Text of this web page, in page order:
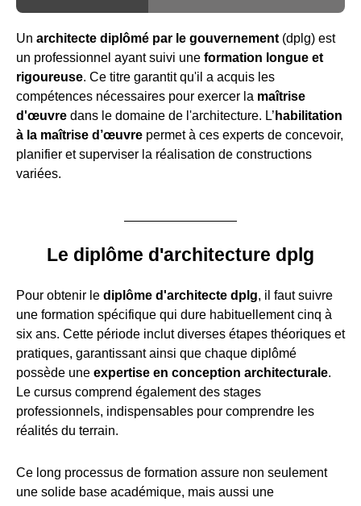
Un architecte diplômé par le gouvernement (dplg) est
un professionnel ayant suivi une formation longue et
rigoureuse. Ce titre garantit qu'il a acquis les
compétences nécessaires pour exercer la maîtrise
d'œuvre dans le domaine de l'architecture. L’ habilitation
à la maîtrise d’œuvre permet à ces experts de concevoir,
planifier et superviser la réalisation de constructions
variées.
Le diplôme d'architecture dplg
Pour obtenir le diplôme d'architecte dplg, il faut suivre
une formation spécifique qui dure habituellement cinq à
six ans. Cette période inclut diverses étapes théoriques et
pratiques, garantissant ainsi que chaque diplômé
possède une expertise en conception architecturale.
Le cursus comprend également des stages
professionnels, indispensables pour comprendre les
réalités du terrain.
Ce long processus de formation assure non seulement
une solide base académique, mais aussi une